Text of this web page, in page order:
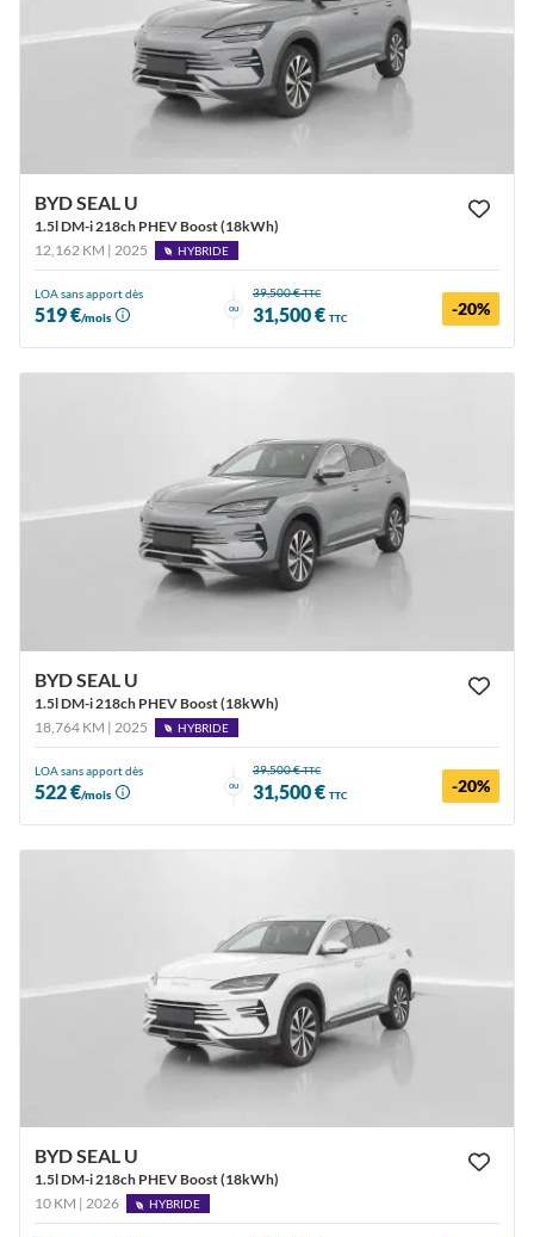
BYD SEAL U
1.5l DM-i 218ch PHEV Boost (18kWh)
12,162 KM | 2025
HYBRIDE
LOA sans apport dès
519 €/mois
ou
39,500 €TTC
31,500 € TTC -20%
BYD SEAL U
1.5l DM-i 218ch PHEV Boost (18kWh)
18,764 KM | 2025
HYBRIDE
LOA sans apport dès
522 €/mois
ou
39,500 €TTC
31,500 € TTC -20%
BYD SEAL U
1.5l DM-i 218ch PHEV Boost (18kWh)
10 KM | 2026
HYBRIDE